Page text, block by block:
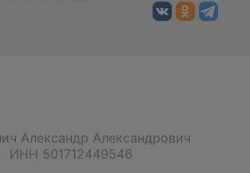
Александр Александрович
ИНН 501712449546